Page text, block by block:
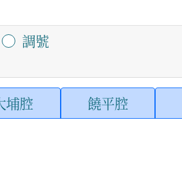
調號
埔腔 饒平腔